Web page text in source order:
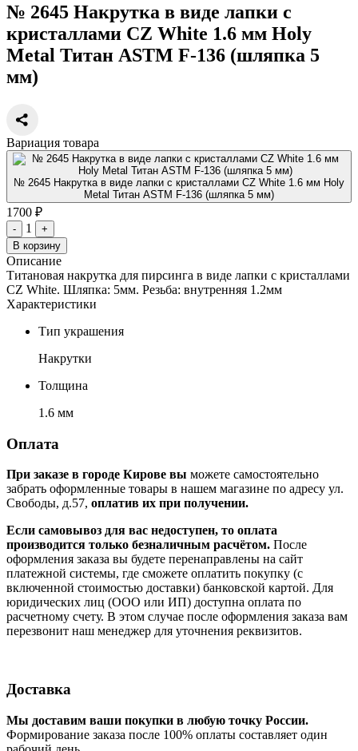
№ 2645 Накрутка в виде лапки с
кристаллами CZ White 1.6 мм Holy
Metal Титан ASTM F-136 (шляпка 5
мм)
Вариация товара
№ 2645 Накрутка в виде лапки с кристаллами CZ White 1.6 мм Holy
Metal Титан ASTM F-136 (шляпка 5 мм)
1700 ₽
- 1
+
В корзину
Описание
Титановая накрутка для пирсинга в виде лапки с кристаллами
CZ White. Шляпка: 5мм. Резьба: внутренняя 1.2мм
Характеристики
Тип украшения
Накрутки
Толщина
1.6 мм
Оплата
При заказе в городе Кирове вы можете самостоятельно
забрать оформленные товары в нашем магазине по адресу ул.
Свободы, д.57, оплатив их при получении.
Если самовывоз для вас недоступен, то оплата
производится только безналичным расчётом. После
оформления заказа вы будете перенаправлены на сайт
платежной системы, где сможете оплатить покупку (с
включенной стоимостью доставки) банковской картой. Для
юридических лиц (ООО или ИП) доступна оплата по
расчетному счету. В этом случае после оформления заказа вам
перезвонит наш менеджер для уточнения реквизитов.
Доставка
Мы доставим ваши покупки в любую точку России.
Формирование заказа после 100% оплаты составляет один